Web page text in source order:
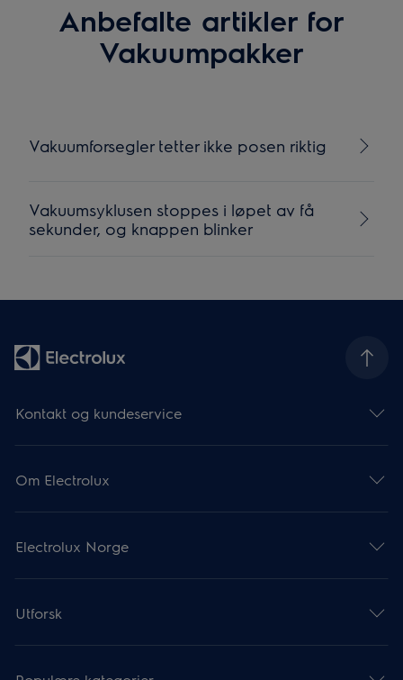
Anbefalte artikler for
Vakuumpakker
Vakuumforsegler tetter ikke posen riktig
Vakuumsyklusen stoppes i løpet av få
sekunder, og knappen blinker
Kontakt og kundeservice
Om Electrolux
Electrolux Norge
Utforsk